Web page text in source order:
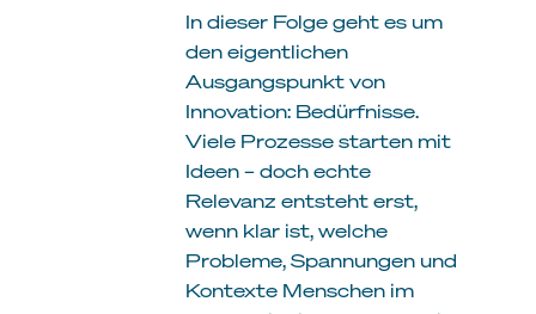
In dieser Folge geht es um
den eigentlichen
Ausgangspunkt von
Innovation: Bedürfnisse.
Viele Prozesse starten mit
Ideen – doch echte
Relevanz entsteht erst,
wenn klar ist, welche
Probleme, Spannungen und
Kontexte Menschen im